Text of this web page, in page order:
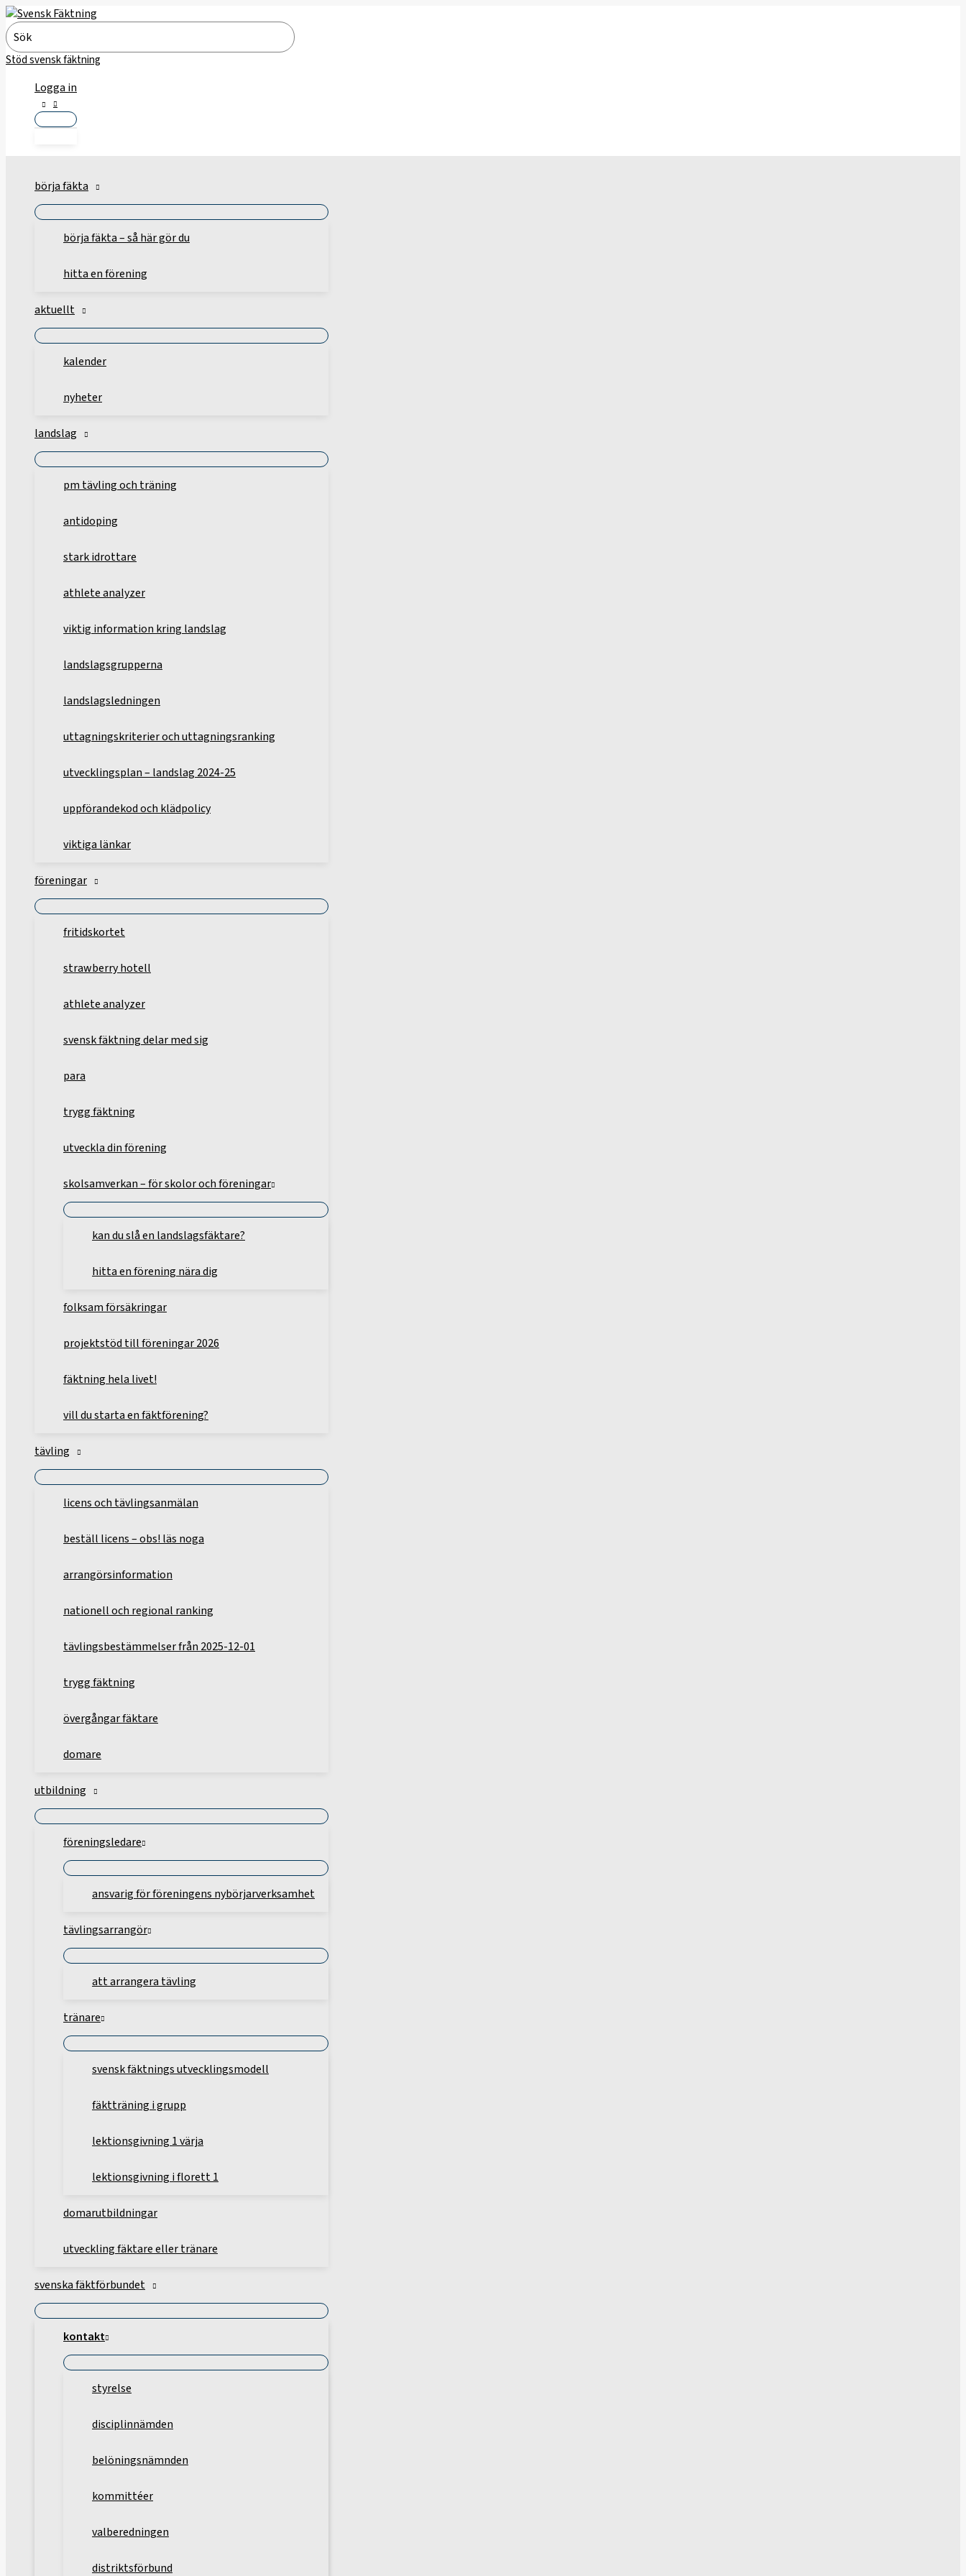
Hoppa
till
innehåll
Search
for:
Stöd svensk fäktning
Logga in
börja fäkta
börja fäkta – så här gör du
hitta en förening
aktuellt
kalender
nyheter
landslag
pm tävling och träning
antidoping
stark idrottare
athlete analyzer
viktig information kring landslag
landslagsgrupperna
landslagsledningen
uttagningskriterier och uttagningsranking
utvecklingsplan – landslag 2024-25
uppförandekod och klädpolicy
viktiga länkar
föreningar
fritidskortet
strawberry hotell
athlete analyzer
svensk fäktning delar med sig
para
trygg fäktning
utveckla din förening
skolsamverkan – för skolor och föreningar
kan du slå en landslagsfäktare?
hitta en förening nära dig
folksam försäkringar
projektstöd till föreningar 2026
fäktning hela livet!
vill du starta en fäktförening?
tävling
licens och tävlingsanmälan
beställ licens – obs! läs noga
arrangörsinformation
nationell och regional ranking
tävlingsbestämmelser från 2025-12-01
trygg fäktning
övergångar fäktare
domare
utbildning
föreningsledare
ansvarig för föreningens nybörjarverksamhet
tävlingsarrangör
att arrangera tävling
tränare
svensk fäktnings utvecklingsmodell
fäktträning i grupp
lektionsgivning 1 värja
lektionsgivning i florett 1
domarutbildningar
utveckling fäktare eller tränare
svenska fäktförbundet
kontakt
styrelse
disciplinnämden
belöningsnämnden
kommittéer
valberedningen
distriktsförbund